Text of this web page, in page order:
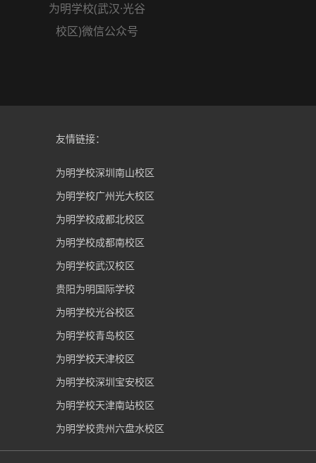
为明学校(武汉·光谷
校区)微信公众号
友情链接：
为明学校深圳南山校区
为明学校广州光大校区
为明学校成都北校区
为明学校成都南校区
为明学校武汉校区
贵阳为明国际学校
为明学校光谷校区
为明学校青岛校区
为明学校天津校区
为明学校深圳宝安校区
为明学校天津南站校区
为明学校贵州六盘水校区